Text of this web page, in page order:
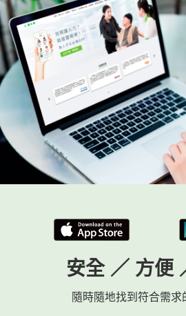
安全 ／ 方便
隨時隨地找到符合需求